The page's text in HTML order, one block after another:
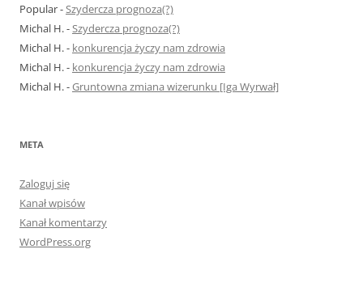
Popular-Szydercza prognoza(?)
Michal H.-Szydercza prognoza(?)
Michal H.- konkurencja życzy nam zdrowia
Michal H.- konkurencja życzy nam zdrowia
Michal H.-Gruntowna zmiana wizerunku [Iga Wyrwał]
META
Zaloguj się
Kanał wpisów
Kanał komentarzy
WordPress.org